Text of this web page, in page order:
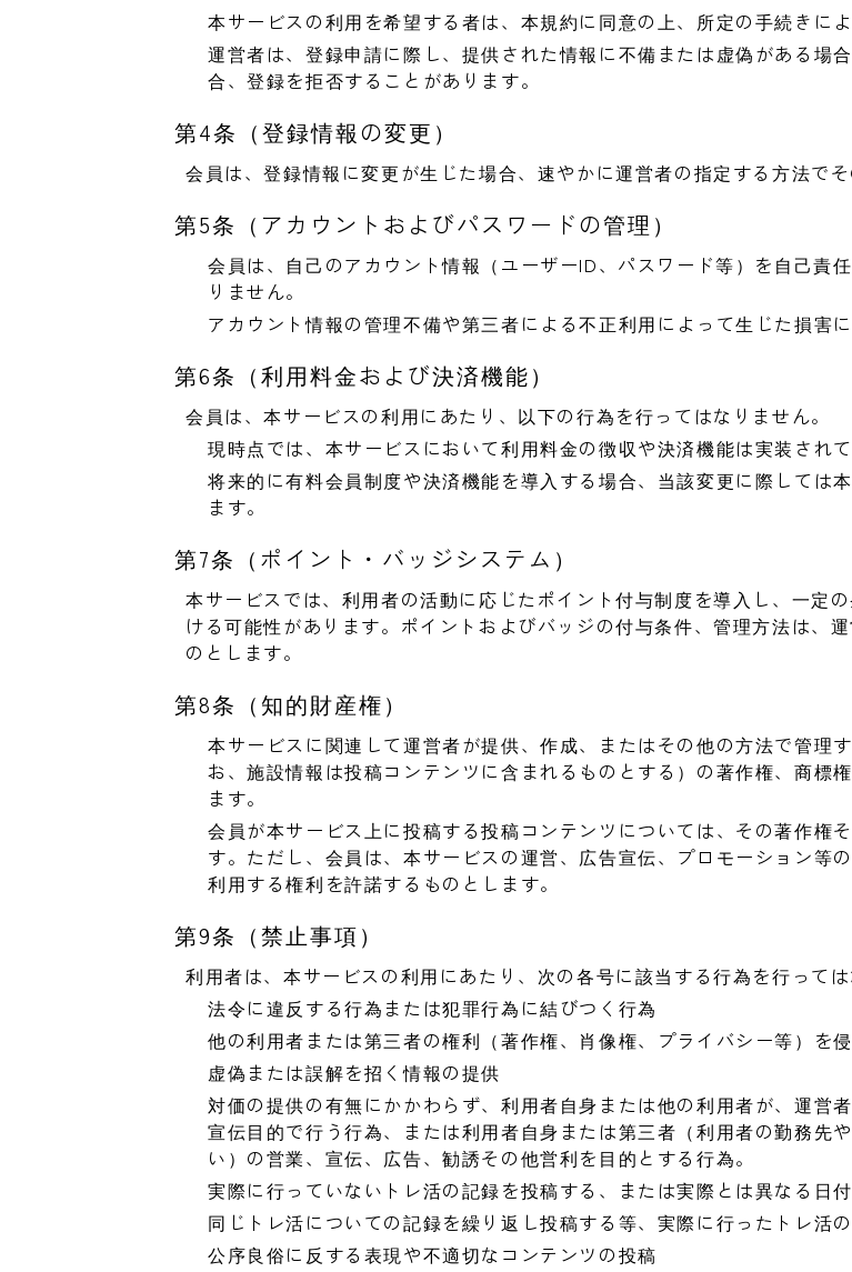
本サービスの利用を希望する者は、本規約に同意の上、所定の手続きに
運営者は、登録申請に際し、提供された情報に不備または虚偽がある場
合、登録を拒否することがあります。
第4条（登録情報の変更）
会員は、登録情報に変更が生じた場合、速やかに運営者の指定する方法で
第5条（アカウントおよびパスワードの管理）
会員は、自己のアカウント情報（ユーザーID、パスワード等）を自己責
りません。
アカウント情報の管理不備や第三者による不正利用によって生じた損害
第6条（利用料金および決済機能）
会員は、本サービスの利用にあたり、以下の行為を行ってはなりません。
現時点では、本サービスにおいて利用料金の徴収や決済機能は実装されて
将来的に有料会員制度や決済機能を導入する場合、当該変更に際しては
ます。
第7条（ポイント・バッジシステム）
本サービスでは、利用者の活動に応じたポイント付与制度を導入し、一定
ける可能性があります。ポイントおよびバッジの付与条件、管理方法は、
のとします。
第8条（知的財産権）
本サービスに関連して運営者が提供、作成、またはその他の方法で管理
お、施設情報は投稿コンテンツに含まれるものとする）の著作権、商標
ます。
会員が本サービス上に投稿する投稿コンテンツについては、その著作権
す。ただし、会員は、本サービスの運営、広告宣伝、プロモーション等
利用する権利を許諾するものとします。
第9条（禁止事項）
利用者は、本サービスの利用にあたり、次の各号に該当する行為を行っては
法令に違反する行為または犯罪行為に結びつく行為
他の利用者または第三者の権利（著作権、肖像権、プライバシー等）を
虚偽または誤解を招く情報の提供
対価の提供の有無にかかわらず、利用者自身または他の利用者が、運営
宣伝目的で行う行為、または利用者自身または第三者（利用者の勤務先
い）の営業、宣伝、広告、勧誘その他営利を目的とする行為。
実際に行っていないトレ活の記録を投稿する、または実際とは異なる日
同じトレ活についての記録を繰り返し投稿する等、実際に行ったトレ活
公序良俗に反する表現や不適切なコンテンツの投稿